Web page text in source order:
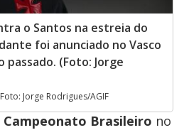
o Santos na estreia do
foi anunciado no Vasco
passado. (Foto: Jorge
Jorge Rodrigues/AGIF
Campeonato Brasileiro no